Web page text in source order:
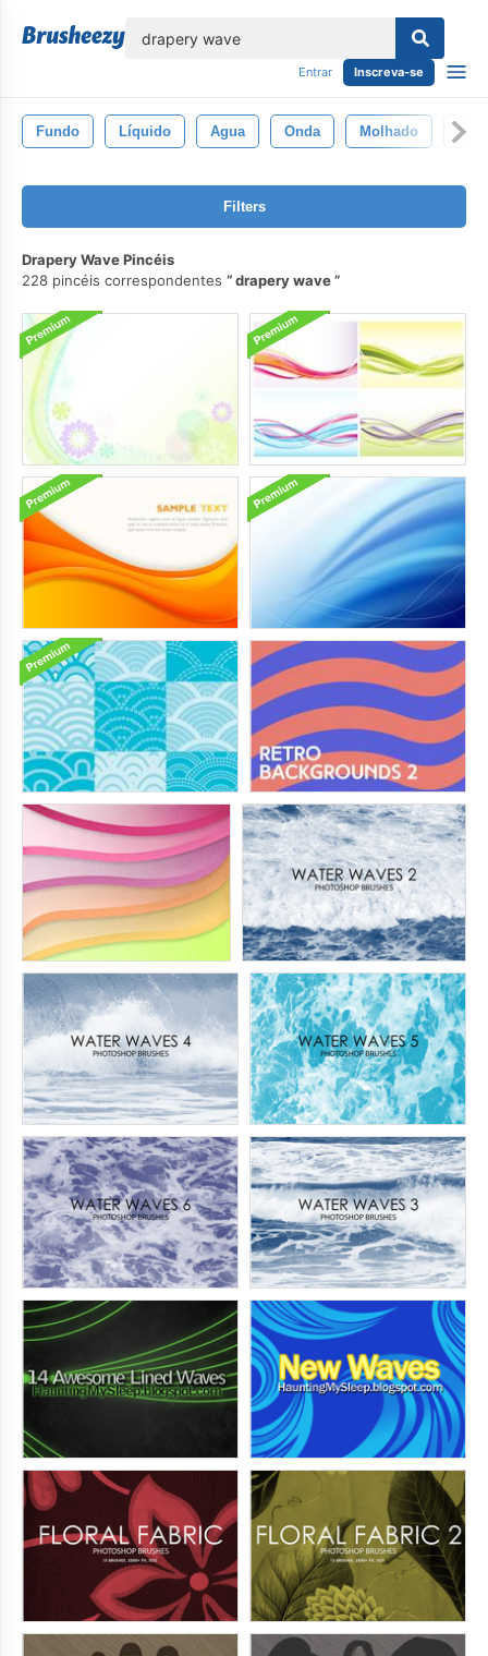
Entrar Inscreva-se
Fundo Líquido Agua Onda Molhado
Filters
Drapery Wave Pincéis
228 pincéis correspondentes
drapery wave